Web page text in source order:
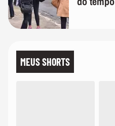
MEUS SHORTS